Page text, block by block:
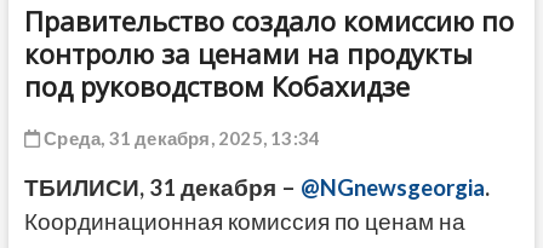
Правительство создало комиссию по
контролю за ценами на продукты
под руководством Кобахидзе
Среда, 31 декабря, 2025, 13:34
ТБИЛИСИ, 31 декабря – @NGnewsgeorgia.
Координационная комиссия по ценам на